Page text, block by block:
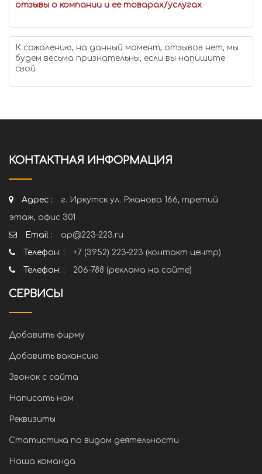
отзывы о компании и ее товарах/услугах
К сожалению, на данный момент, отзывов нет, мы
будем весьма признательны, если вы напишите
свой
КОНТАКТНАЯ ИНФОРМАЦИЯ
Адрес :
г. Иркутск ул. Ржанова 166, третий
этаж, офис 301
Email :
ap@223-223.ru
Телефон: :
+7 (3952) 223-223 (контакт центр)
Телефон: :
206-788 (реклама на сайте)
СЕРВИСЫ
Добавить фирму
Добавить вакансию
Звонок с сайта
Написать нам
Реквизиты
Статистика по видам деятельности
Наша команда